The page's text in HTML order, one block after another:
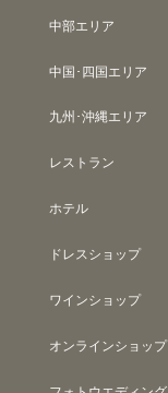
中部エリア
中国･四国エリア
九州･沖縄エリア
レストラン
ホテル
ドレスショップ
ワインショップ
オンラインショップ